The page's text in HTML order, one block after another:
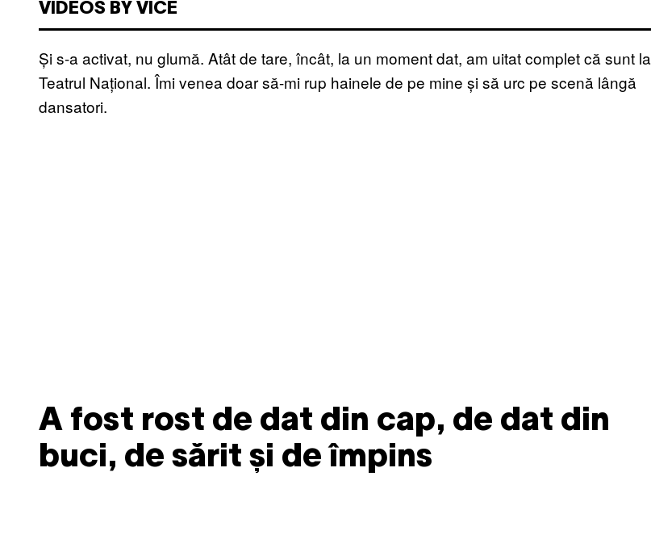
VIDEOS BY VICE
Și s-a activat, nu glumă. Atât de tare, încât, la un moment dat, am uitat complet că sunt la
Teatrul Național. Îmi venea doar să-mi rup hainele de pe mine și să urc pe scenă lângă
dansatori.
A fost rost de dat din cap, de dat din
buci, de sărit și de împins